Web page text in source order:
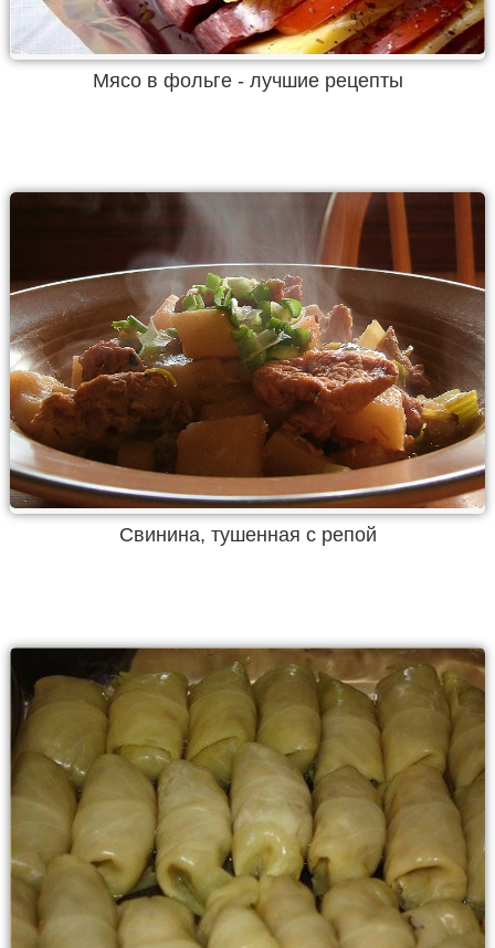
Мясо в фольге - лучшие рецепты
Свинина, тушенная с репой